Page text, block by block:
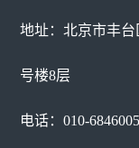
地址：北京市丰
号楼8层
电话：010-